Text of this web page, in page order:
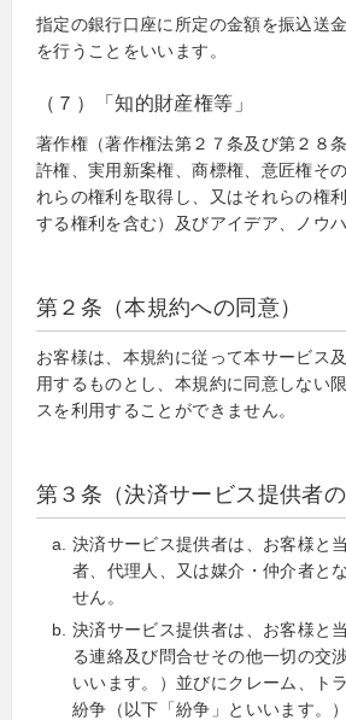
指定の銀行口座に所定の金額を振込送
を行うことをいいます。
（７）「知的財産権等」
著作権（著作権法第２７条及び第２８
許権、実用新案権、商標権、意匠権そ
れらの権利を取得し、又はそれらの権
する権利を含む）及びアイデア、ノウ
第２条（本規約への同意）
お客様は、本規約に従って本サービス
用するものとし、本規約に同意しない
スを利用することができません。
第３条（決済サービス提供者の
決済サービス提供者は、お客様と
者、代理人、又は媒介・仲介者と
せん。
決済サービス提供者は、お客様と
る連絡及び問合せその他一切の交
いいます。）並びにクレーム、ト
紛争（以下「紛争」といいます。